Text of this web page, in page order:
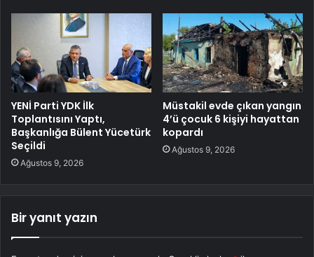
YENİ Parti YDK İlk
Toplantısını Yaptı,
Başkanlığa Bülent Yücetürk
Seçildi
Ağustos 9, 2026
Müstakil evde çıkan yangın
4’ü çocuk 6 kişiyi hayattan
kopardı
Ağustos 9, 2026
Bir yanıt yazın